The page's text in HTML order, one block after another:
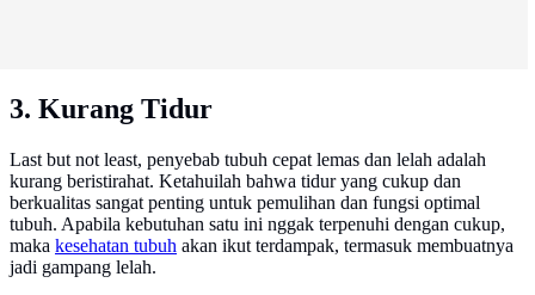
3. Kurang Tidur
Last but not least, penyebab tubuh cepat lemas dan lelah adalah
kurang beristirahat. Ketahuilah bahwa tidur yang cukup dan
berkualitas sangat penting untuk pemulihan dan fungsi optimal
tubuh. Apabila kebutuhan satu ini nggak terpenuhi dengan cukup,
maka kesehatan tubuh akan ikut terdampak, termasuk membuatnya
jadi gampang lelah.